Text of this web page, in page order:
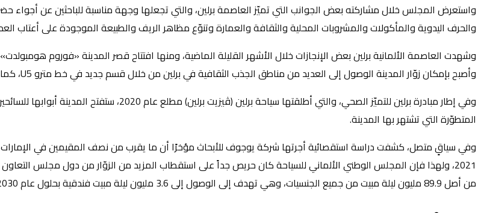
واستعرض المجلس خلال مشاركته بعض الجوانب التي تميّز العاصمة برلين، والتي تجعلها وجهة مناسبة للباحثين عن
والحرف اليدوية والمأكولات والمشروبات المحلية والثقافة والعمارة وتنوّع مظاهر الريف والطبيعة الموجودة على أعتاب
وشهدت العاصمة الألمانية برلين بعض الإنجازات خلال الأشهر القليلة الماضية، ومنها افتتاح قصر المدينة «فوروم
وأصبح بإمكان زوّار المدينة الوصول إلى العديد من مناطق الجذب الثقافية في برلين من خلال قسم جديد في خط مترو U5، كما تم افتتاح مطار برلين الدولي الجديد (BER).
وفي إطار مبادرة برلين للتميّز الصحي، والتي أطلقتها
المتطوّرة التي تشتهر بها المدينة.
وفي سياقٍ متصل، كشفت دراسة استقصائية أجرتها شركة يوجوف للأبحاث مؤخرًا أن ما يقرب من نصف المقيمين في الإمارات
من أصل 89.9 مليون ليلة مبيت من جميع الجنسيات، وهي تهدف إلى الوصول إلى 3.6 مليون ليلة مبيت فندقية بحلول عام 2030.